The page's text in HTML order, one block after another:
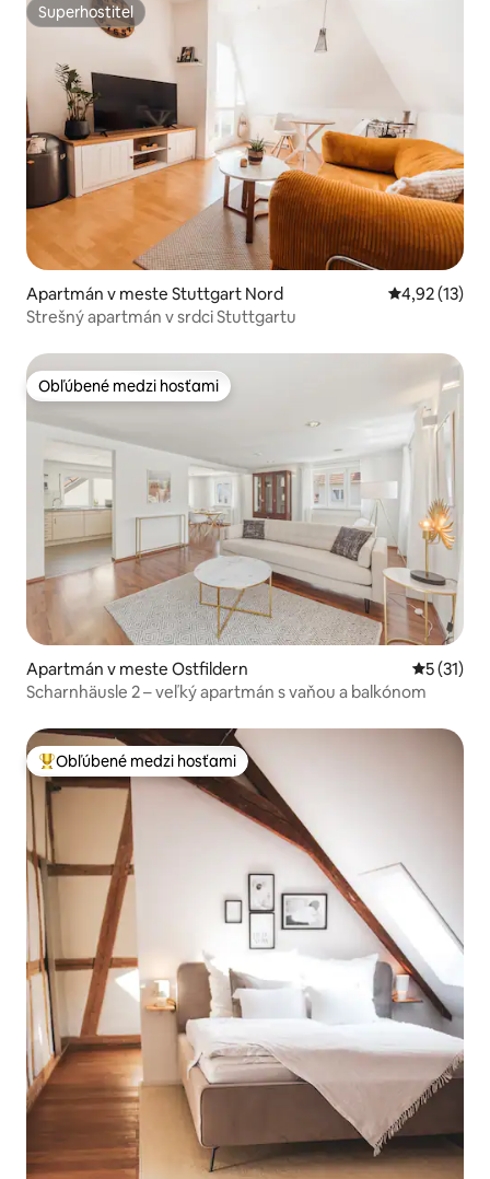
Superhostiteľ
Superhostiteľ
Apartmán v meste Stuttgart Nord Priemerné
4,92 (13)
Strešný apartmán v srdci Stuttgartu
Obľúbené medzi hosťami
Obľúbené medzi hosťami
Apartmán v meste Ostfildern
5 (31)
Scharnhäusle 2 – veľký apartmán s vaňou a balkónom
Najobľúbenejšie medzi hosťami
Obľúbené medzi hosťami